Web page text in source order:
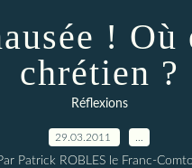
!
chrétien ?
Réflexions
29.03.2011
Patrick ROBLES le Franc-